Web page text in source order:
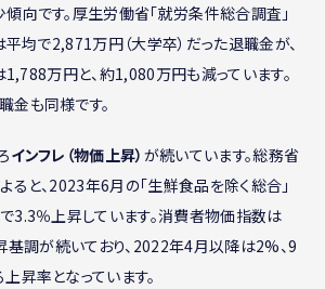
向です。厚生労働省「就労条件総合調査」
平均で2,871万円（大学卒）だった退職金が、
万円と、約1,080万円も減っています。
金も同様です。
インフレ（物価上昇） が続いています。総務省
ると、2023年6月の「生鮮食品を除く総合」
3.3％上昇しています。消費者物価指数は
調が続いており、2022年4月以降は2%、9
昇率となっています。